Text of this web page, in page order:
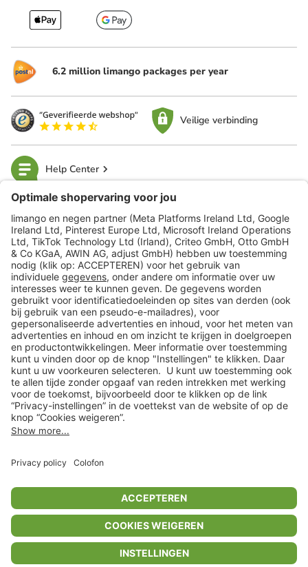
In winkelwagentje voor
6.2 million limango packages per year
Veilige verbinding
Help Center
limango
Veilig winkelen
Klantenservice
Shop
Acties
limango.de limango.pl
** Alle prijsopgaven zijn inclusief belasting en exclusief verzendkosten
ᵃ Bij een minimale bestelwaarde van €15.